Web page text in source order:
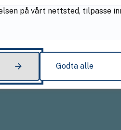
på vårt nettsted, tilpasse
Godta alle